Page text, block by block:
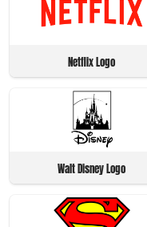
Netflix Logo
Walt Disney Logo